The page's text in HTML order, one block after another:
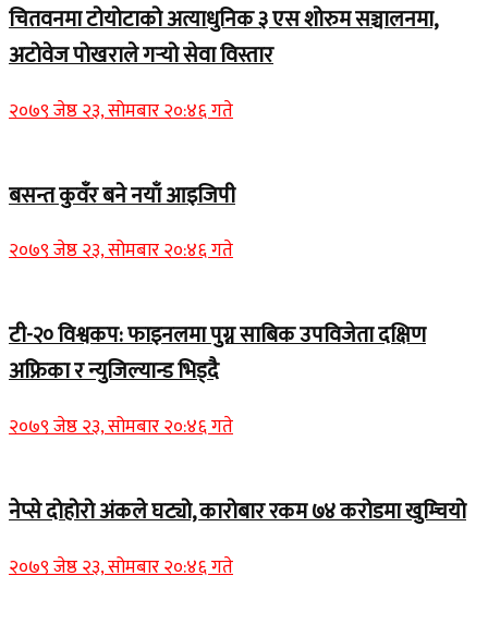
चितवनमा टोयोटाको अत्याधुनिक ३ एस शोरुम सञ्चालनमा,
अटोवेज पोखराले गर्‍यो सेवा विस्तार
२०७९ जेष्ठ २३, सोमबार २०:४६ गते
बसन्त कुवँर बने नयाँ आइजिपी
२०७९ जेष्ठ २३, सोमबार २०:४६ गते
टी-२० विश्वकप: फाइनलमा पुग्न साबिक उपविजेता दक्षिण
अफ्रिका र न्युजिल्यान्ड भिड्दै
२०७९ जेष्ठ २३, सोमबार २०:४६ गते
नेप्से दोहोरो अंकले घट्यो, कारोबार रकम ७४ करोडमा खुम्चियो
२०७९ जेष्ठ २३, सोमबार २०:४६ गते